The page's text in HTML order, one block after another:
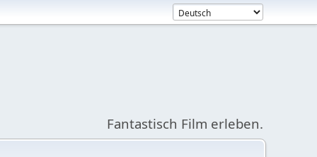
Fantastisch Film erleben.